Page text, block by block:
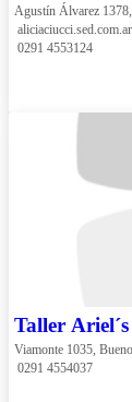
Agustín Álvarez
aliciaciucci.sed.com.ar
0291 4553124
Taller Ariel´s
Viamonte 1035,
0291 4554037